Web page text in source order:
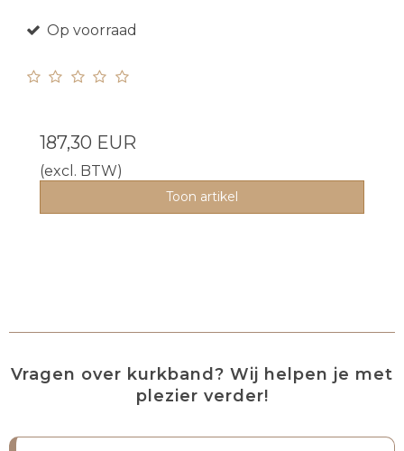
Op voorraad
187,30 EUR
(excl. BTW)
Toon artikel
Vragen over kurkband? Wij helpen je met
plezier verder!